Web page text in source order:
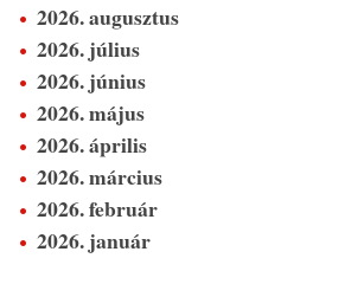
2026. augusztus
2026. július
2026. június
2026. május
2026. április
2026. március
2026. február
2026. január